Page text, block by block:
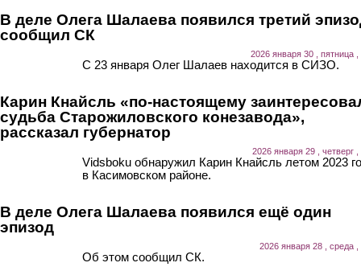
В деле Олега Шалаева появился третий
сообщил СК
2026 января 30 , пятница ,
С 23 января Олег Шалаев находится в СИЗО.
Карин Кнайсль «по-настоящему
судьба Старожиловского конезавода»,
рассказал губернатор
2026 января 29 , четверг ,
Vidsboku обнаружил Карин Кнайсль летом 2023
в Касимовском районе.
В деле Олега Шалаева появился ещё один
эпизод
2026 января 28 , среда ,
Об этом сообщил СК.